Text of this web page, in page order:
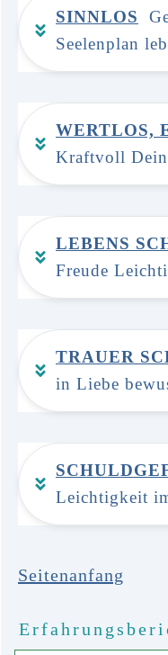
SINNLOS
Seelenplan
WERTLOS,
Kraftvoll
LEBENS
Freude
TRAUER
in Liebe
SC
Leichtigkeit
Seitenanfang